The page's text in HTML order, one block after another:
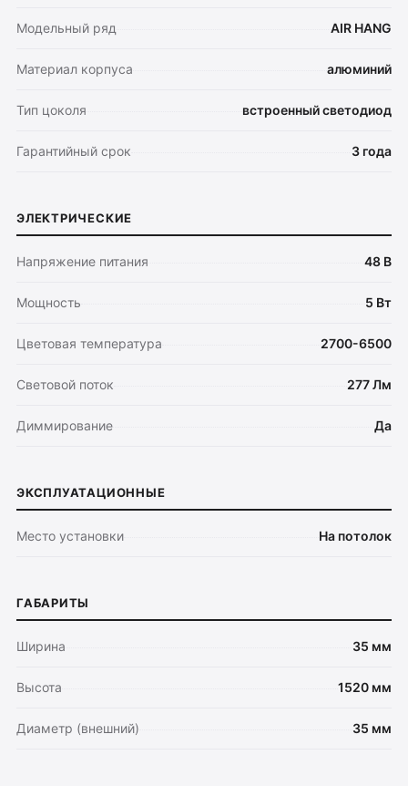
Модельный ряд AIR HANG
Материал корпуса алюминий
Тип цоколя встроенный светодиод
Гарантийный срок 3 года
ЭЛЕКТРИЧЕСКИЕ
Напряжение питания 48 В
Мощность 5 Вт
Цветовая температура 2700-6500
Световой поток 277 Лм
Диммирование Да
ЭКСПЛУАТАЦИОННЫЕ
Место установки На потолок
ГАБАРИТЫ
Ширина 35 мм
Высота 1520 мм
Диаметр (внешний) 35 мм
Доставка